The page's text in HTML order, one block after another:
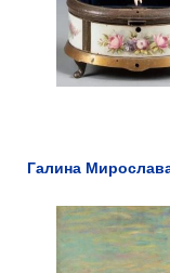
Галина